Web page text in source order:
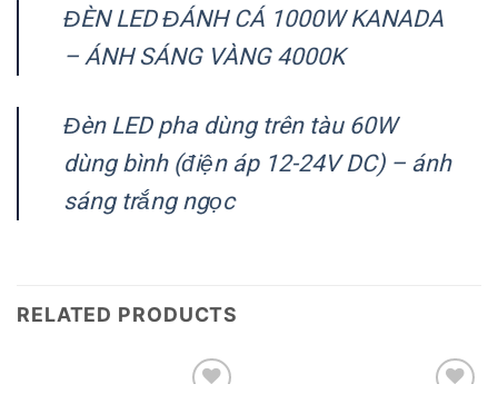
ĐÈN LED ĐÁNH CÁ 1000W KANADA
– ÁNH SÁNG VÀNG 4000K
Đèn LED pha dùng trên tàu 60W
dùng bình (điện áp 12-24V DC) – ánh
sáng trắng ngọc
RELATED PRODUCTS